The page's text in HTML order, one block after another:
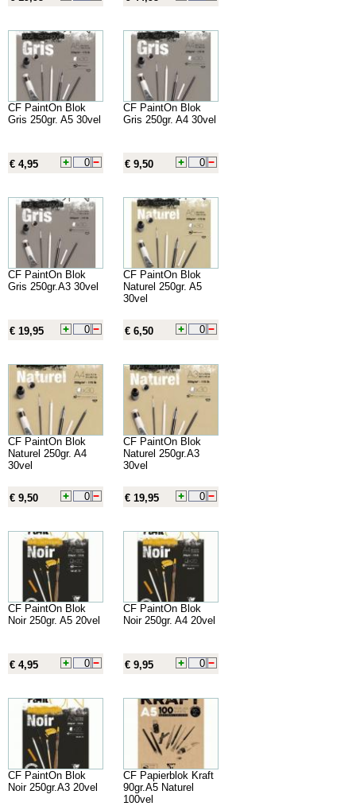
CF PaintOn Blok
Gris 250gr. A5 30vel
€ 4,95
CF PaintOn Blok
Gris 250gr. A4 30vel
€ 9,50
CF PaintOn Blok
Gris 250gr.A3 30vel
€ 19,95
CF PaintOn Blok
Naturel 250gr. A5
30vel
€ 6,50
CF PaintOn Blok
Naturel 250gr. A4
30vel
€ 9,50
CF PaintOn Blok
Naturel 250gr.A3
30vel
€ 19,95
CF PaintOn Blok
Noir 250gr. A5 20vel
€ 4,95
CF PaintOn Blok
Noir 250gr. A4 20vel
€ 9,95
CF PaintOn Blok
Noir 250gr.A3 20vel
CF Papierblok Kraft
90gr.A5 Naturel
100vel